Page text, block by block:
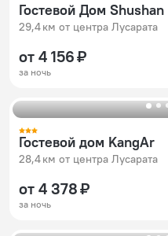
Гостевой Дом
29,4 км от центра Лусарата
от 4 156 ₽
за ночь
Гостевой дом KangAr
28,4 км от центра Лусарата
от 4 378 ₽
за ночь